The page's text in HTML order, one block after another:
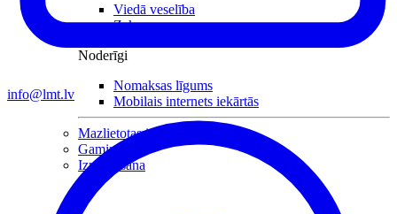
Viedā veselība
Zeķes
Noderīgi
Nomaksas līgums
Mobilais internets iekārtās
Mazlietotas iekārtas
Gaming
Izpārdošana
info@lmt.lv